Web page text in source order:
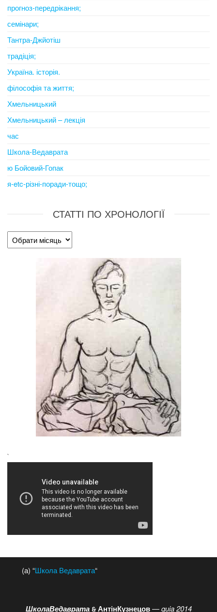
прогноз-передрікання;
семінари;
Тантра-Джйотіш
традіція;
Україна. історія.
філософія та життя;
Хмельницький
Хмельницький – лекція
час
Школа-Ведаврата
ю Бойовий-Гопак
я-etc-різні-поради-тощо;
СТАТТІ ПО ХРОНОЛОГІЇ
Статті
по
`
(а) “Школа Ведаврата“
ШколаВедаврата 🙲 АнтінКузнецов—quia 2014